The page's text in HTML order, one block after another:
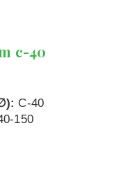
c-40
C-40
150